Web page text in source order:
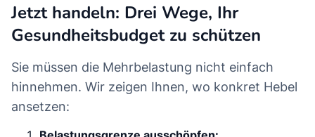
Jetzt handeln: Drei Wege, Ihr
Gesundheitsbudget zu schützen
Sie müssen die Mehrbelastung nicht einfach
hinnehmen. Wir zeigen Ihnen, wo konkret Hebel
ansetzen: